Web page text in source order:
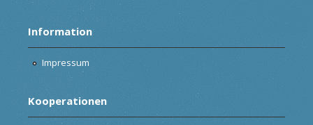
Information
Impressum
Kooperationen